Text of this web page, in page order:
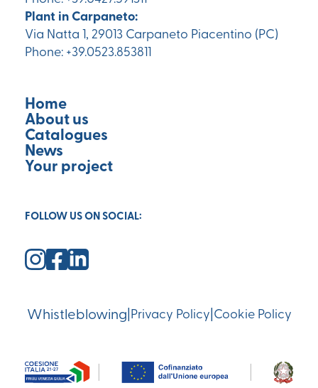
Plant in Carpaneto:
Via Natta 1, 29013 Carpaneto Piacentino (PC)
Phone: +39.0523.853811
Home
About us
Catalogues
News
Your project
FOLLOW US ON SOCIAL:
Whistleblowing Privacy Policy Cookie Policy